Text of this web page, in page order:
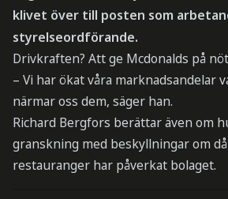
klivet över till posten som
styrelseordförande.
Drivkraften? Att ge Mcdonalds på
– Vi har ökat våra marknadsandelar
närmar oss dem, säger han.
Richard Bergfors berättar även om
granskning med beskyllningar om
restauranger har påverkat bolaget.